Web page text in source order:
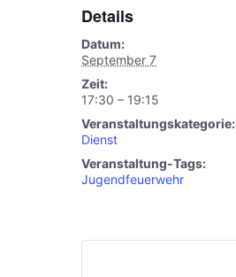
Details
Datum:
September 7
Zeit:
17:30 – 19:15
Veranstaltungskategorie:
Dienst
Veranstaltung-Tags:
Jugendfeuerwehr